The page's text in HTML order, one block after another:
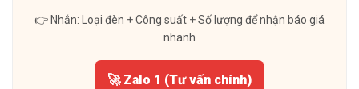
👉 Nhắn: Loại đèn + Công suất + Số lượng để nhận báo giá
nhanh
🚀 Zalo 1 (Tư vấn chính)